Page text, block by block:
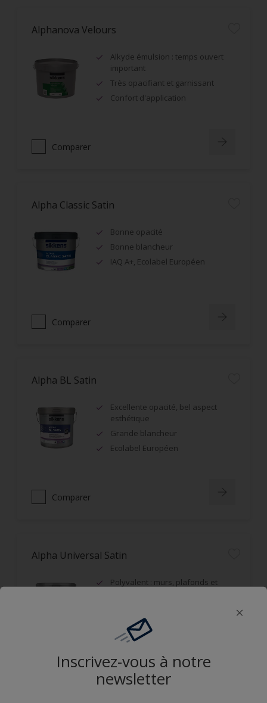
Alphanova Velours
Alkyde émulsion : temps ouvert
important
Très opacifiant et garnissant
Confort d'application
Comparer
Alpha Classic Satin
Bonne opacité
Bonne blancheur
IAQ A+, Ecolabel Européen
Comparer
Alpha BL Satin
Excellente opacité, bel aspect
esthétique
Grande blancheur
Ecolabel Européen
Comparer
Alpha Universal Satin
Polyvalent : murs, plafonds et
Applicable mouillé sur mouillé
Inscrivez-vous à notre
newsletter